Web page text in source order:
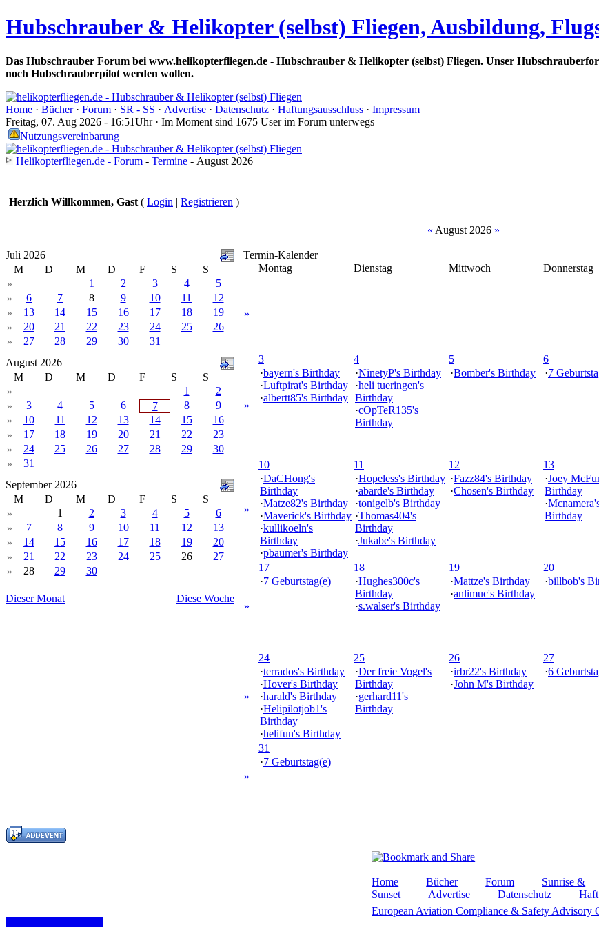
Hubschrauber & Helikopter (selbst) Fliegen, Ausbildung,
Das Hubschrauber Forum bei www.helikopterfliegen.de - Hubschrauber & Helikopter (selbst) Fliegen. Unser
noch Hubschrauberpilot werden wollen.
Home · Bücher· Forum · SR - SS · Advertise · Datenschutz · Haftungsausschluss · Impressum
Freitag, 07. Aug 2026 - 16:51Uhr · Im Moment sind 1675 User im Forum unterwegs
Nutzungsvereinbarung
Helikopterfliegen.de - Forum - Termine - August 2026
Herzlich Willkommen, Gast ( Login | Registrieren )
« August 2026 »
Juli 2026
M
D M D F S
S
»
1 2 3 4
5
»
6 7 8 9 10 11
12
»
13 14 15 16 17 18
19
»
20 21 22 23 24 25
26
»
27 28 29 30
31
August 2026
M
D M D F S
S
»
1
2
»
3 4 5 6 7 8
9
»
10 11 12 13 14 15
16
»
17 18 19 20 21 22
23
»
24 25 26 27 28 29
30
»
31
September 2026
M
D M D F S
S
»
1 2 3 4 5
6
»
7 8 9 10 11 12
13
»
14 15 16 17 18 19
20
»
21 22 23 24 25 26
27
»
28 29 30
Dieser Monat Diese Woche
Termin-Kalender
Montag
Dienstag Mittwoch Donnerstag
»
»
3
·bayern's Birthday
·Luftpirat's Birthday
·albertt85's Birthday
4
·NinetyP's Birthday
·heli tueringen's
Birthday
·cOpTeR135's
Birthday
5
·Bomber's Birthday
6
·7
»
10
·DaCHong's
Birthday
·Matze82's Birthday
·Maverick's Birthday
·kullikoeln's
Birthday
·pbaumer's Birthday
11
·Hopeless's Birthday
·abarde's Birthday
·tonigelb's Birthday
·Thomas404's
Birthday
·Jukabe's Birthday
12
·Fazz84's Birthday
·Chosen's Birthday
13
·Joey
Birthday
·
Birthday
»
17
·7 Geburtstag(e)
18
·Hughes300c's
Birthday
·s.walser's Birthday
19
·Mattze's Birthday
·anlimuc's Birthday
20
·billbob's
»
24
·terrados's Birthday
·Hover's Birthday
·harald's Birthday
·Helipilotjob1's
Birthday
·helifun's Birthday
25
·Der freie Vogel's
Birthday
·gerhard11's
Birthday
26
·irbr22's Birthday
·John M's Birthday
27
·6
»
31
·7 Geburtstag(e)
Home Bücher Forum
Sunrise &
Sunset
Advertise Datenschutz
European Aviation Compliance & Safety Advisory